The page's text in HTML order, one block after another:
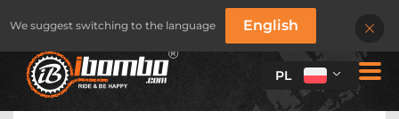
We suggest switching to the language English
PL